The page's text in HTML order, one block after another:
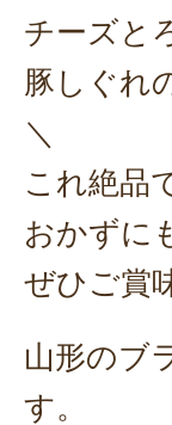
チーズと
豚しぐれ
＼
これ絶品
おかずに
ぜひご賞
山形のブ
す。